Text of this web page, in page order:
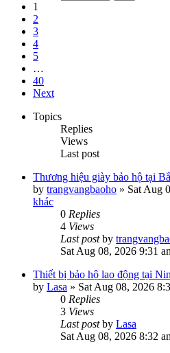
1
2
3
4
5
…
40
Next
Topics
Replies
Views
Last post
Thương hiệu giày bảo hộ tại
by trangvangbaoho » Sat Aug
khác
0 Replies
4 Views
Last postby
Sat Aug 08, 2026 9:31
Thiết bị bảo hộ lao động tại
by Lasa » Sat Aug 08, 2026
0 Replies
3 Views
Last postby Lasa
Sat Aug 08, 2026 8:32